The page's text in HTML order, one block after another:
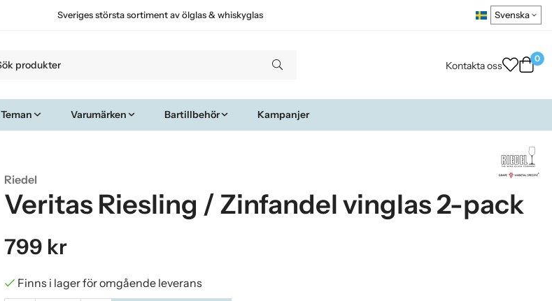
Sveriges största sortiment av ölglas & whiskyglas
Kontakta oss
0
Teman Varumärken Bartillbehör Kampanjer
Riedel
Veritas Riesling / Zinfandel vinglas 2-pack
799 kr
Finns i lager för omgående leverans